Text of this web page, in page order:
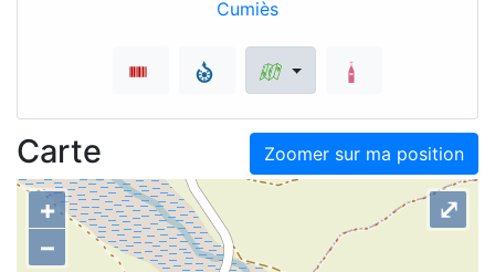
Zoomer sur ma position
Carte
+
–
⤢